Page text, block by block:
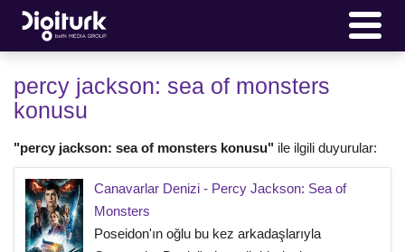
percy jackson: sea of monsters
konusu
"percy jackson: sea of monsters konusu" ile ilgili duyurular:
Canavarlar Denizi - Percy Jackson: Sea of
Monsters
Poseidon'ın oğlu bu kez arkadaşlarıyla